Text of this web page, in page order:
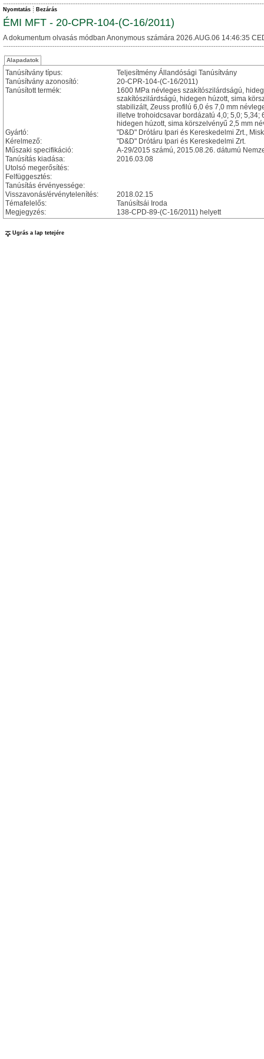
Nyomtatás Bezárás
ÉMI MFT - 20-CPR-104-(C-16/2011)
A dokumentum olvasás módban Anonymous számára 2026.AUG.06 14:46:35
Alapadatok
Tanúsítvány típus:
Teljesítmény Állandósági Tanúsítvány
Tanúsítvány azonosító:
20-CPR-104-(C-16/2011)
Tanúsított termék:
1600 MPa névleges szakítószilárdságú,
szakítószilárdságú, hidegen húzott, sima
stabilizált, Zeuss profilú 6,0 és 7,0 mm
illetve trohoidcsavar bordázatú 4,0; 5,0;
hidegen húzott, sima körszelvényű 2,5 mm
Gyártó:
"D&D" Drótáru Ipari és Kereskedelmi Zrt.,
Kérelmező:
"D&D" Drótáru Ipari és Kereskedelmi Zrt.
Műszaki specifikáció:
A-29/2015 számú, 2015.08.26. dátumú
Tanúsítás kiadása:
2016.03.08
Utolsó megerősítés:
Felfüggesztés:
Tanúsítás érvényessége:
Visszavonás/érvénytelenítés:
2018.02.15
Témafelelős:
Tanúsítsái Iroda
Megjegyzés:
138-CPD-89-(C-16/2011) helyett
Ugrás a lap tetejére